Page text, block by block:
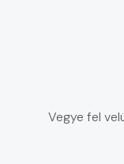
Vegye fel